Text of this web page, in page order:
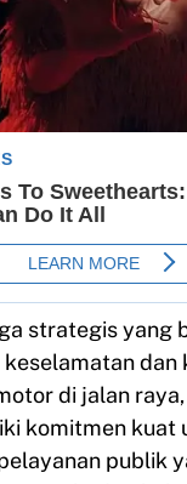
strategis yang
dan
di jalan raya,
komitmen kuat
publik